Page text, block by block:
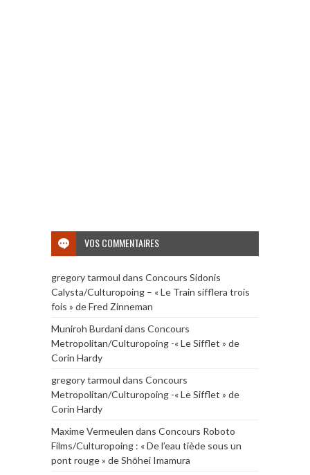
VOS COMMENTAIRES
gregory tarmoul dans Concours Sidonis
Calysta/Culturopoing – « Le Train sifflera trois
fois » de Fred Zinneman
Muniroh Burdanidans Concours
Metropolitan/Culturopoing -« Le Sifflet » de
Corin Hardy
gregory tarmoul dans Concours
Metropolitan/Culturopoing -« Le Sifflet » de
Corin Hardy
Maxime Vermeulen dans Concours Roboto
Films/Culturopoing : « De l’eau tiède sous un
pont rouge » de Shōhei Imamura